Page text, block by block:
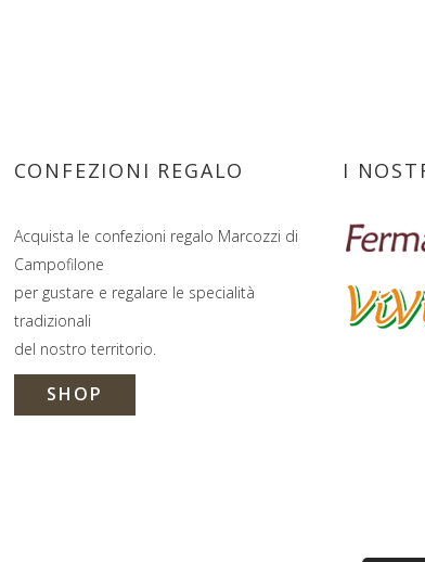
CONFEZIONI REGALO
Acquista le confezioni regalo Marcozzi di
Campofilone
per gustare e regalare le specialità
tradizionali
del nostro territorio.
SHOP
I